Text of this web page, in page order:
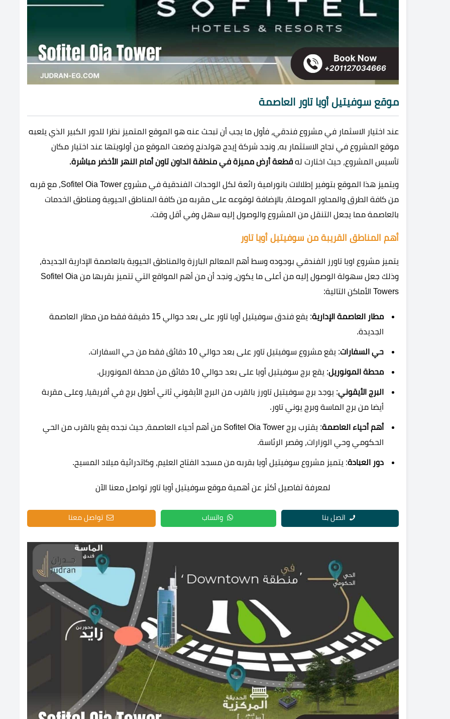
موقع سوفيتيل أويا تاور العاصمة
عند اختيار الاسثمار في مشروع فندقي، فأول ما يجب أن تبحث عنه هو الموقع المتميز نظرا للدور الكبير الذي يلعبه
موقع المشروع في نجاح الاستثمار به، ونجد شركة إيدج هولدنج وضعت الموقع من أولويتها عند اختيار مكان
تأسيس المشروع، حيث اختارت له قطعة أرض مميزة في منطقة الداون تاون أمام النهر الأخضر مباشرة.
ويتميز هذا الموقع بتوفير إطلالات بانورامية رائعة لكل الوحدات الفندقية في مشروع Sofitel Oia Tower، مع قربه
من كافة الطرق والمحاور الموصلة، بالإضافة لوقوعه على مقربه من كافة المناطق الحيوية ومناطق الخدمات
بالعاصمة مما يجعل التنقل من المشروع والوصول إليه سهل وفي أقل وقت.
أهم المناطق القريبة من سوفيتيل أويا تاور
يتميز مشروع اويا تاورز الفندقي بوجوده وسط أهم المعالم البارزة والمناطق الحيوية بالعاصمة الإدارية الجديدة،
وذلك جعل سهولة الوصول إليه من أعلى ما يكون، ونجد أن من أهم المواقع التي تتميز بقربها من Sofitel Oia
Towers الأماكن التالية:
مطار العاصمة الإدارية
: يقع فندق سوفيتيل أويا تاور على بعد حوالي 15 دقيقة فقط من مطار العاصمة
الجديدة.
حي السفارات: يقع مشروع سوفيتيل تاور على بعد حوالي 10 دقائق فقط من حي السفارات.
محطة المونوريل: يقع برج سوفيتيل أويا على بعد حوالي 10 دقائق من محطة المونوريل.
البرج الأيقوني: يوجد برج سوفيتيل تاورز بالقرب من البرج الأيقوني ثاني أطول برج في أفريقيا، وعلى مقربة
أيضا من برج الماسة وبرج يوني تاور.
أهم أحياء العاصمة
: يقترب برج Sofitel Oia Tower من أهم أحياء العاصمة، حيث نجده يقع بالقرب من الحي
الحكومي وحي الوزارات، وقصر الرئاسة.
دور العبادة: يتميز مشروع سوفيتيل أويا بقربه من مسجد الفتاح العليم، وكاتدرائية ميلاد المسيح.
لمعرفة تفاصيل أكثر عن أهمية موقع سوفيتيل أويا تاور تواصل معنا الآن
اتصل بنا واتساب تواصل معنا